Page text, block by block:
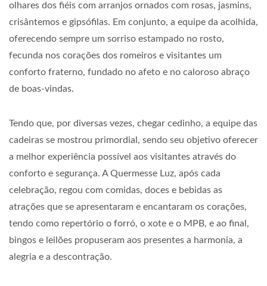
olhares dos fiéis com arranjos ornados com rosas, jasmins,
crisântemos e gipsófilas. Em conjunto, a equipe da acolhida,
oferecendo sempre um sorriso estampado no rosto,
fecunda nos corações dos romeiros e visitantes um
conforto fraterno, fundado no afeto e no caloroso abraço
de boas-vindas.
Tendo que, por diversas vezes, chegar cedinho, a equipe das
cadeiras se mostrou primordial, sendo seu objetivo oferecer
a melhor experiência possível aos visitantes através do
conforto e segurança. A Quermesse Luz, após cada
celebração, regou com comidas, doces e bebidas as
atrações que se apresentaram e encantaram os corações,
tendo como repertório o forró, o xote e o MPB, e ao final,
bingos e leilões propuseram aos presentes a harmonia, a
alegria e a descontração.